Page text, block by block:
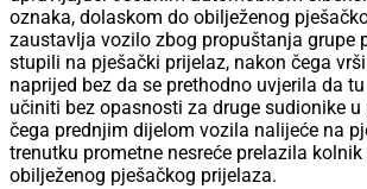
oznaka, dolaskom do obilježenog
zaustavlja vozilo zbog propuštanja grupe
stupili na pješački prijelaz, nakon čega
naprijed bez da se prethodno uvjerila da
učiniti bez opasnosti za druge sudionike u
čega prednjim dijelom vozila nalijeće na
trenutku prometne nesreće prelazila
obilježenog pješačkog prijelaza.